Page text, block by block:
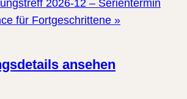
2026-12 – Serientermin
für Fortgeschrittene »
ansehen